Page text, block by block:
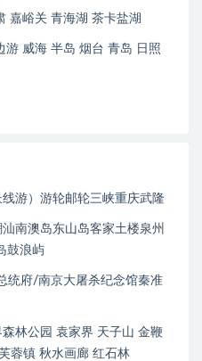
嘉峪关 青海湖 茶卡盐湖
游 威海 半岛 烟台 青岛 日照
游）游轮邮轮三峡重庆武隆
南澳岛东山岛客家土楼泉州
鼓浪屿
统府/南京大屠杀纪念馆秦准
林公园 袁家界 天子山 金鞭
蓉镇 秋水画廊 红石林